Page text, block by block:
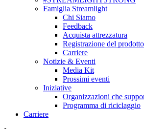
Famiglia Streamlight
Chi Siamo
Feedback
Acquista attrezzatura
Registrazione del prodotto
Carriere
Notizie & Eventi
Media Kit
Prossimi eventi
Iniziative
Organizzazioni che
Programma di riciclaggio
Carriere